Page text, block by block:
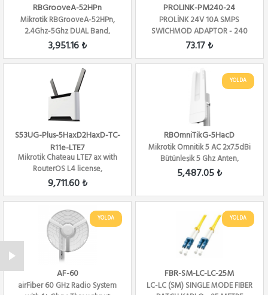
RBGrooveA-52HPn
Mikrotik RBGrooveA-52HPn,
2.4Ghz-5Ghz DUAL Band,
802.11a/b/g/n, PT...
3,951.16 ₺
PROLINK-PM240-24
PROLİNK 24V 10A SMPS
SWICHMOD ADAPTOR - 240
WATT
73.17 ₺
S53UG-Plus-5HaxD2HaxD-TC-
R11e-LTE7
Mikrotik Chateau LTE7 ax with
RouterOS L4 license,
International v...
9,711.60 ₺
YOLDA
RBOmniTikG-5HacD
Mikrotik Omnitik 5 AC 2x7.5dBi
Bütünleşik 5 Ghz Anten,
802.11an/a...
5,487.05 ₺
YOLDA
AF-60
airFiber 60 GHz Radio System
YOLDA
FBR-SM-LC-LC-25M
LC-LC (SM) SINGLE MODE FIBER